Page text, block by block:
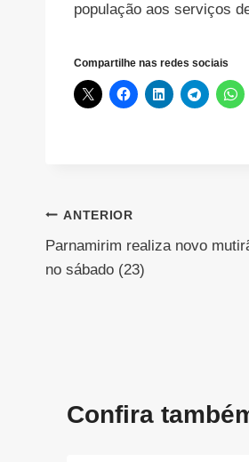
população aos serviços
Compartilhe nas redes sociais
Navegação
de
ANTERIOR
Parnamirim realiza novo
no sábado (23)
Confira